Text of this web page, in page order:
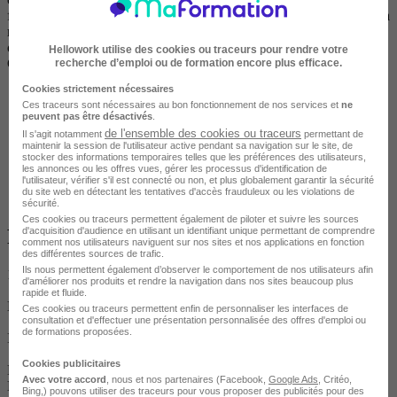
formés aux stratégies d'enseignement d'un ABA fonctionnel et sont à
même au terme des trois jours de pouvoir élaborer et mettre en
oeuvre des plans de leçons en Analyse Appliquée du
Comportement.
Programme
1er JOUR
Matin:
Introduction à la formation
Présentation des objectifs de l'atelier
Définition de l'ABA
Hellowork utilise des cookies ou traceurs pour rendre votre
recherche d’emploi ou de formation encore plus efficace.
Cookies strictement nécessaires
Ces traceurs sont nécessaires au bon fonctionnement de nos services et ne
peuvent pas être désactivés
Il s'agit notamment de l'ensemble des cookies ou traceurs permettant de
maintenir la session de l'utilisateur active pendant sa navigation sur le site, de
stocker des informations temporaires telles que les préférences des utilisateurs,
les annonces ou les offres vues, gérer les processus d'identification de
l'utilisateur, vérifier s'il est connecté ou non, et plus globalement garantir la sécurité
du site web en détectant les tentatives d'accès frauduleux ou les violations de
sécurité.
Ces cookies ou traceurs permettent également de piloter et suivre les sources
d'acquisition d'audience en utilisant un identifiant unique permettant de comprendre
comment nos utilisateurs naviguent sur nos sites et nos applications en fonction
des différentes sources de trafic.
Ils nous permettent également d’observer le comportement de nos utilisateurs afin
d'améliorer nos produits et rendre la navigation dans nos sites beaucoup plus
rapide et fluide.
Ces cookies ou traceurs permettent enfin de personnaliser les interfaces de
consultation et d'effectuer une présentation personnalisée des offres d'emploi ou
de formations proposées.
Cookies publicitaires
Avec votre accord , nous et nos partenaires (Facebook, Google Ads , Critéo,
Bing,) pouvons utiliser des traceurs pour vous proposer des publicités pour des